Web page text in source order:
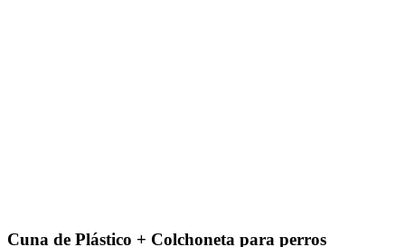
Cuna de Plástico + Colchoneta para perros